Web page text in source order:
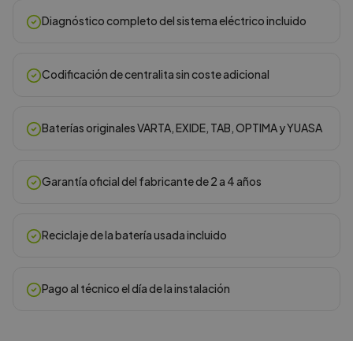
Diagnóstico completo del sistema eléctrico incluido
Codificación de centralita sin coste adicional
Baterías originales VARTA, EXIDE, TAB, OPTIMA y YUASA
Garantía oficial del fabricante de 2 a 4 años
Reciclaje de la batería usada incluido
Pago al técnico el día de la instalación